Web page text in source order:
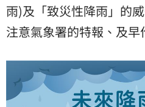
雨)及「致災性降雨」的
注意氣象署的特報、及早